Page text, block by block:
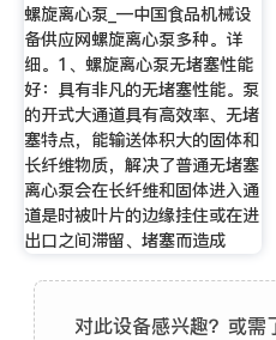
螺旋离心泵_—中国食品机械设
备供应网螺旋离心泵多种。详
细。1、螺旋离心泵无堵塞性能
好：具有非凡的无堵塞性能。泵
的开式大通道具有高效率、无堵
塞特点，能输送体积大的固体和
长纤维物质，解决了普通无堵塞
离心泵会在长纤维和固体进入通
道是时被叶片的边缘挂住或在进
出口之间滞留、堵塞而造成
对此设备感兴趣？或需